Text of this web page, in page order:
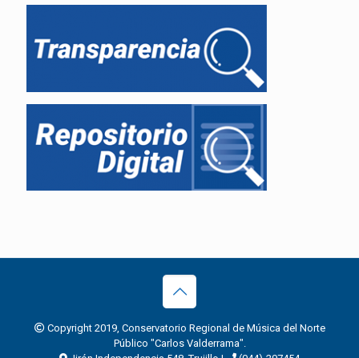
Copyright 2019, Conservatorio Regional de Música del Norte
Público "Carlos Valderrama".